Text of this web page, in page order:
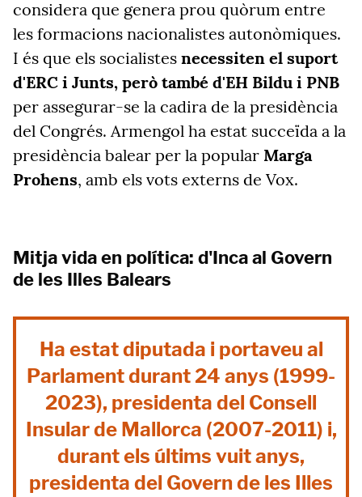
considera que genera prou quòrum entre
les formacions nacionalistes autonòmiques.
I és que els socialistes necessiten el suport
d'ERC i Junts, però també d'EH Bildu i PNB
per assegurar-se la cadira de la presidència
del Congrés. Armengol ha estat succeïda a la
presidència balear per la popular Marga
Prohens, amb els vots externs de Vox.
Mitja vida en política: d'Inca al Govern
de les Illes Balears
Ha estat diputada i portaveu al
Parlament durant 24 anys (1999-
2023), presidenta del Consell
Insular de Mallorca (2007-2011) i,
durant els últims vuit anys,
presidenta del Govern de les Illes